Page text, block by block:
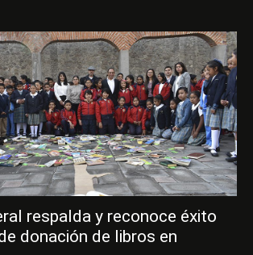
respalda y reconoce éxito
donación de libros en